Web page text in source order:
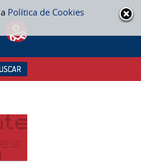
Política de Cookies